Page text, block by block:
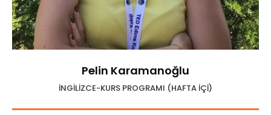
Pelin Karamanoğlu
İNGİLİZCE-KURS PROGRAMI (HAFTA İÇİ)